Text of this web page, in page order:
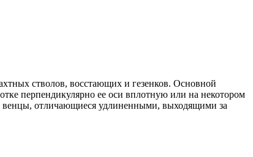
стволов, восстающих и гезенков. Основной
перпендикулярно ее оси вплотную или на некотором
венцы, отличающиеся удлиненными, выходящими за